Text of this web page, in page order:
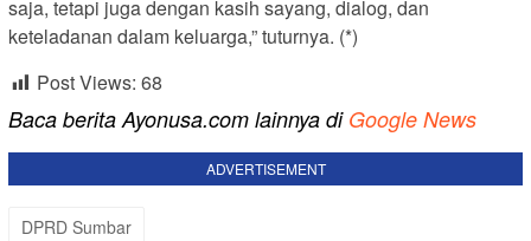
saja, tetapi juga dengan kasih sayang, dialog, dan
keteladanan dalam keluarga,” tuturnya. (*)
Post Views: 68
Baca berita Ayonusa.com lainnya di Google News
ADVERTISEMENT
DPRD Sumbar